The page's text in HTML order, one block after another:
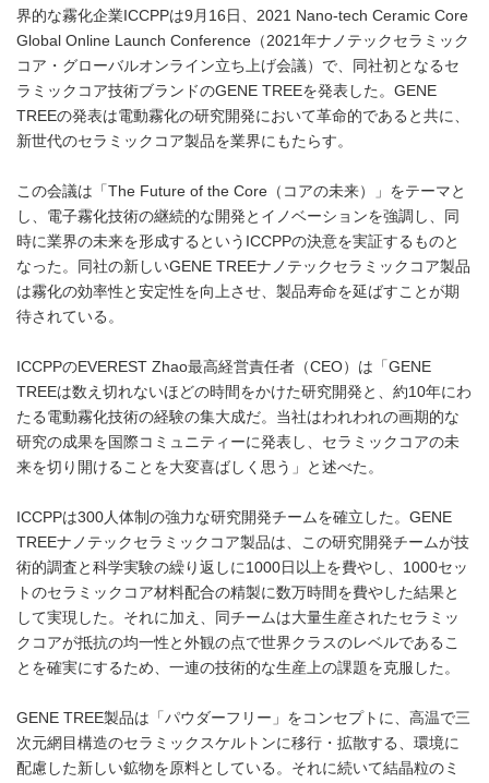
界的な霧化企業ICCPPは9月16日、2021 Nano-tech Ceramic Core
Global Online Launch Conference（2021年ナノテックセラミック
コア・グローバルオンライン立ち上げ会議）で、同社初となるセ
ラミックコア技術ブランドのGENE TREEを発表した。GENE
TREEの発表は電動霧化の研究開発において革命的であると共に、
新世代のセラミックコア製品を業界にもたらす。
この会議は「The Future of the Core（コアの未来）」をテーマと
し、電子霧化技術の継続的な開発とイノベーションを強調し、同
時に業界の未来を形成するというICCPPの決意を実証するものと
なった。同社の新しいGENE TREEナノテックセラミックコア製品
は霧化の効率性と安定性を向上させ、製品寿命を延ばすことが期
待されている。
ICCPPのEVEREST Zhao最高経営責任者（CEO）は「GENE
TREEは数え切れないほどの時間をかけた研究開発と、約10年にわ
たる電動霧化技術の経験の集大成だ。当社はわれわれの画期的な
研究の成果を国際コミュニティーに発表し、セラミックコアの未
来を切り開けることを大変喜ばしく思う」と述べた。
ICCPPは300人体制の強力な研究開発チームを確立した。GENE
TREEナノテックセラミックコア製品は、この研究開発チームが技
術的調査と科学実験の繰り返しに1000日以上を費やし、1000セッ
トのセラミックコア材料配合の精製に数万時間を費やした結果と
して実現した。それに加え、同チームは大量生産されたセラミッ
クコアが抵抗の均一性と外観の点で世界クラスのレベルであるこ
とを確実にするため、一連の技術的な生産上の課題を克服した。
GENE TREE製品は「パウダーフリー」をコンセプトに、高温で三
次元網目構造のセラミックスケルトンに移行・拡散する、環境に
配慮した新しい鉱物を原料としている。それに続いて結晶粒のミ